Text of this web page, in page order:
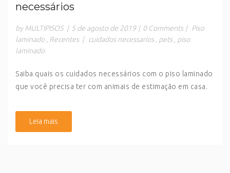
necessários
by MULTIPISOS | 5 de agosto de 2019 | 0 Comments | Piso
laminado , Recentes | cuidados necessarios , pets , piso
laminado
Saiba quais os cuidados necessários com o piso laminado
que você precisa ter com animais de estimação em casa.
Leia mais